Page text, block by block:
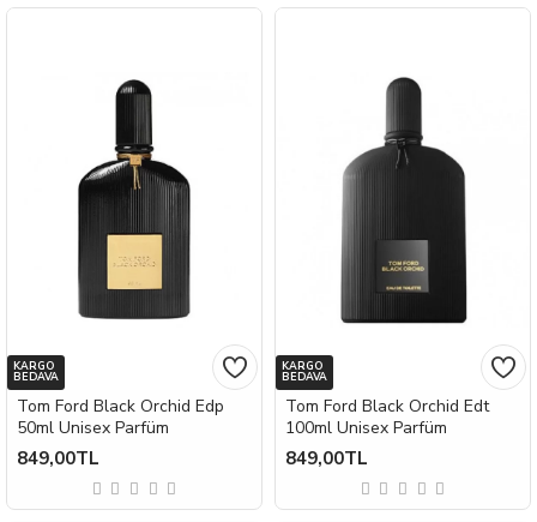
KARGO
BEDAVA
Tom Ford Black Orchid Edp
50ml Unisex Parfüm
849,00TL
KARGO
BEDAVA
Tom Ford Black Orchid Edt
100ml Unisex Parfüm
849,00TL